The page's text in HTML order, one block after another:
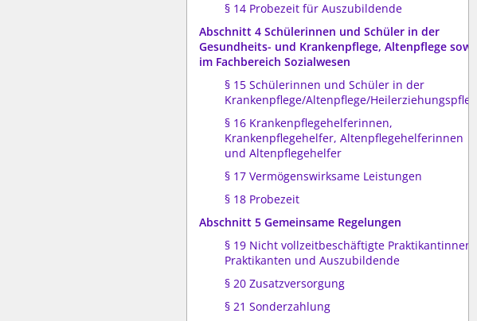
§ 14 Probezeit für Auszubildende
Abschnitt 4 Schülerinnen und Schüler in der
Gesundheits- und Krankenpflege, Altenpflege sowie
im Fachbereich Sozialwesen
§ 15 Schülerinnen und Schüler in der
Krankenpflege/Altenpflege/Heilerziehungspflege
§ 16 Krankenpflegehelferinnen,
Krankenpflegehelfer, Altenpflegehelferinnen
und Altenpflegehelfer
§ 17 Vermögenswirksame Leistungen
§ 18 Probezeit
Abschnitt 5 Gemeinsame Regelungen
§ 19 Nicht vollzeitbeschäftigte Praktikantinnen,
Praktikanten und Auszubildende
§ 20 Zusatzversorgung
§ 21 Sonderzahlung